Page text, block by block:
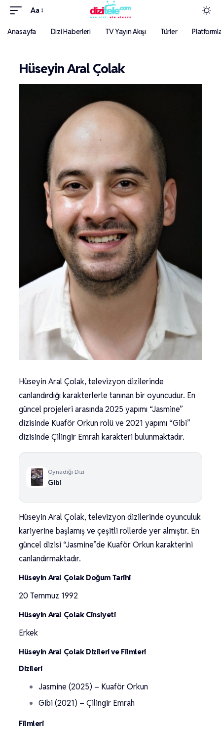
Aa
Anasayfa Dizi Haberleri TV Yayın Akışı Türler
Hüseyin Aral Çolak
Hüseyin Aral Çolak, televizyon dizilerinde
canlandırdığı karakterlerle tanınan bir oyuncudur. En
güncel projeleri arasında 2025 yapımı “Jasmine”
dizisinde Kuaför Orkun rolü ve 2021 yapımı “Gibi”
dizisinde Çilingir Emrah karakteri bulunmaktadır.
Oynadığı Dizi
Gibi
Hüseyin Aral Çolak, televizyon dizilerinde oyunculuk
kariyerine başlamış ve çeşitli rollerde yer almıştır. En
güncel dizisi “Jasmine”de Kuaför Orkun karakterini
canlandırmaktadır.
Hüseyin Aral Çolak Doğum Tarihi
20 Temmuz 1992
Hüseyin Aral Çolak Cinsiyeti
Erkek
Hüseyin Aral Çolak Dizileri ve Filmleri
Dizileri
Jasmine (2025) – Kuaför Orkun
Gibi (2021) – Çilingir Emrah
Filmleri